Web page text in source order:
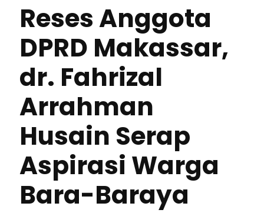
Reses Anggota
DPRD Makassar,
dr. Fahrizal
Arrahman
Husain Serap
Aspirasi Warga
Bara-Baraya